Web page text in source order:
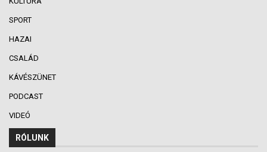
SPORT
HAZAI
CSALÁD
KÁVÉSZÜNET
PODCAST
VIDEÓ
RÓLUNK